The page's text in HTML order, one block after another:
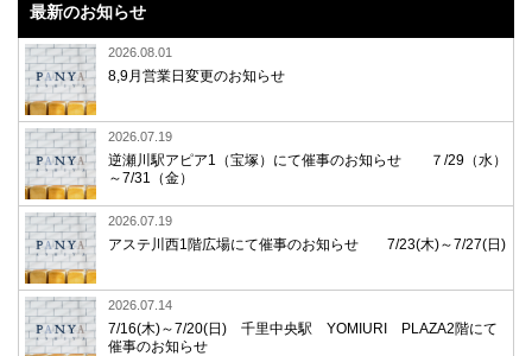
最新のお知らせ
2026.08.01
8,9月営業日変更のお知らせ
2026.07.19
逆瀬川駅アピア1（宝塚）にて催事のお知らせ ７/29（水）
～7/31（金）
2026.07.19
アステ川西1階広場にて催事のお知らせ 7/23(木)～7/27(日)
2026.07.14
7/16(木)～7/20(日) 千里中央駅 YOMIURI PLAZA2階にて
催事のお知らせ